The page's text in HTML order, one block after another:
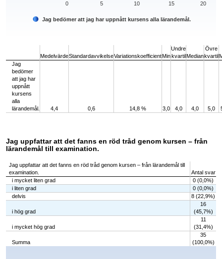
Jag bedömer att jag har uppnått kursens alla lärandemål.
0 10
5 15 20
MedelvärdeStandardavvikelseVariationskoefficientMin
Undre
kvartilMedian
Övre
kvartil
Jag
bedömer
att jag har
uppnått
kursens
alla
lärandemål.
4,4 0,6 14,8 % 3,0 4,0 4,0 5,0
Jag uppfattar att det fanns en röd tråd genom kursen – från
lärandemål till examination.
Jag uppfattar att det fanns en röd tråd genom kursen – från lärandemål till
examination.
Antal svar
i mycket liten grad
0 (0,0%)
i liten grad
0 (0,0%)
delvis
8 (22,9%)
i hög grad
16
(45,7%)
i mycket hög grad
11
(31,4%)
Summa
35
(100,0%)
Chart